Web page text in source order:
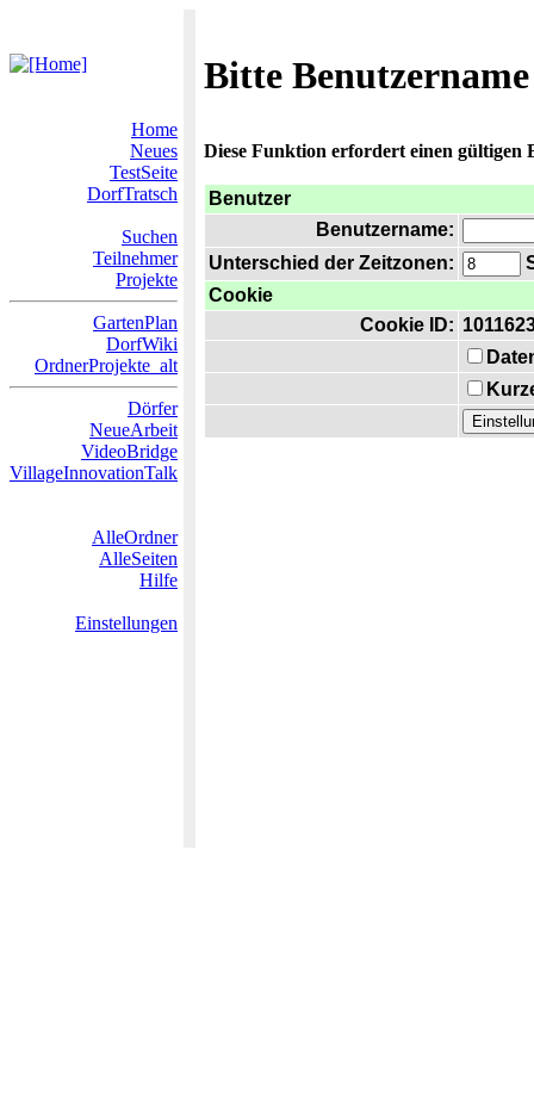
Bitte
Home
Neues
TestSeite
DorfTratsch
Suchen
Teilnehmer
Projekte
GartenPlan
DorfWiki
OrdnerProjekte_alt
Dörfer
NeueArbeit
VideoBridge
VillageInnovationTalk
AlleOrdner
AlleSeiten
Hilfe
Einstellungen
Diese Funktion erfordert einen gültigen
Benutzer
Benutzername:
Unterschied der Zeitzonen:
Cookie
Cookie ID: